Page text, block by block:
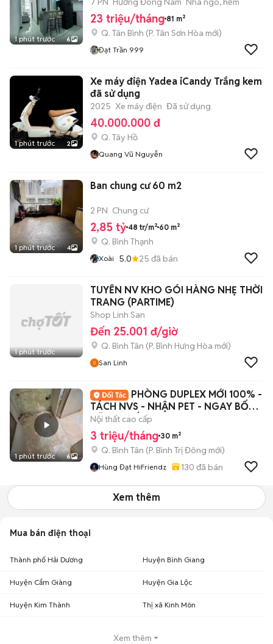
1 phút trước 6
23 triệu/tháng 81 m²
Q. Tân Bình (P. Tân Sơn Hòa mới)
Đạt Trần 999
1 phút trước 2
Xe máy điện Yadea iCandy Trắng kem
đã sử dụng
2025 Xe máy điện Đã sử dụng
40.000.000 đ
Q. Tây Hồ
Quang Vũ Nguyễn
1 phút trước 4
Ban chung cư 60 m2
2 PN Chung cư
2,85 tỷ 48 tr/m² 60 m²
Q. Bình Thạnh
Xoài 5.0 25 đã bán
1 phút trước
TUYỂN NV KHO GÓI HÀNG NHẸ THỜI
TRANG (PARTIME)
Shop Linh San
Đến 25.001 đ/giờ
Q. Bình Tân (P. Bình Hưng Hòa mới)
San Linh
1 phút trước 6
PHÒNG DUPLEX MỚI 100% -
TÁCH NVS - NHẬN PET - NGAY BỐN
XÃ - KỆ BẾP TO
Nội thất cao cấp
3 triệu/tháng 30 m²
Q. Bình Tân (P. Bình Trị Đông mới)
Hùng Đạt HiFriendz 130 đã bán
Xem thêm
Mua bán điện thoại
Thành phố Hải Dương Huyện Bình Giang
Huyện Cẩm Giàng Huyện Gia Lộc
Huyện Kim Thành Thị xã Kinh Môn
Xem thêm